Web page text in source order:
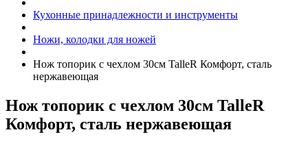
Кухонные принадлежности и инструменты
Ножи, колодки для ножей
Нож топорик с чехлом 30см TalleR Комфорт, сталь
нержавеющая
Нож топорик с чехлом 30см TalleR
Комфорт, сталь нержавеющая